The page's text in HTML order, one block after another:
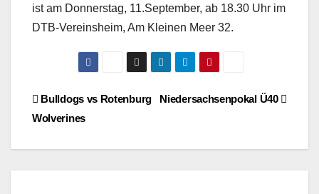
ist am Donnerstag, 11.September, ab 18.30 Uhr im
DTB-Vereinsheim, Am Kleinen Meer 32.
BeitragsnavigationNiedersachsenpokal Ü40
Bulldogs vs Rotenburg
Wolverines